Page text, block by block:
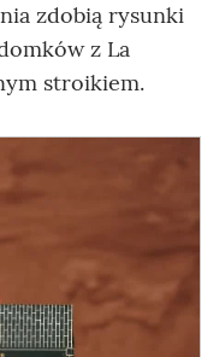
zdobią rysunki
z La
stroikiem.